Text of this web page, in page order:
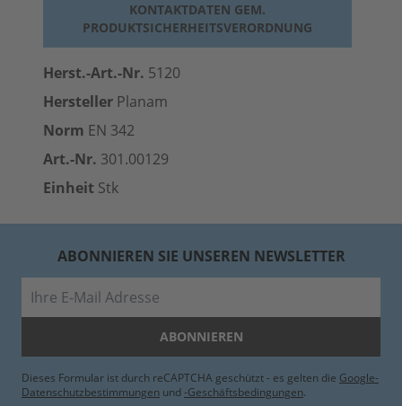
KONTAKTDATEN GEM.
PRODUKTSICHERHEITSVERORDNUNG
Herst.-Art.-Nr. 5120
Hersteller Planam
Norm EN 342
Art.-Nr. 301.00129
Einheit Stk
ABONNIEREN SIE UNSEREN NEWSLETTER
ABONNIEREN
Dieses Formular ist durch reCAPTCHA geschützt - es gelten die Google-
Datenschutzbestimmungen und -Geschäftsbedingungen.